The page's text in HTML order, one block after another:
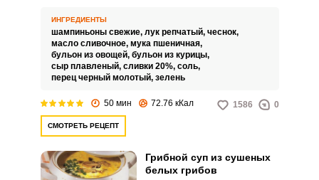
свежих шампиньонов,
обогащенное нежной текстурой
плавленого сыра и ароматными
специями. Этот суп сочетает в
себе кремовую консистенцию,
умеренную пикантность с
добавлением сыра.
ИНГРЕДИЕНТЫ
шампиньоны свежие, лук репчатый, чеснок,
масло сливочное, мука пшеничная,
бульон из овощей, бульон из курицы,
сыр плавленый, сливки 20%, соль,
перец черный молотый, зелень
50 мин 72.76 кКал 1586 0
СМОТРЕТЬ РЕЦЕПТ
Грибной суп из сушеных
белых грибов